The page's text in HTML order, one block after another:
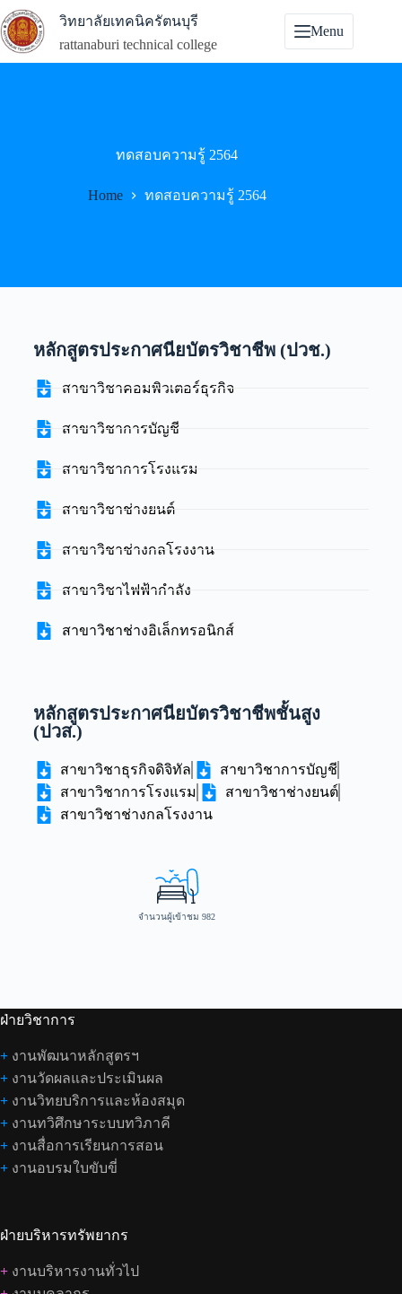
วิทยาลัยเทคนิครัตนบุรี
rattanaburi technical college
Menu
ทดสอบความรู้ 2564
Home ทดสอบความรู้ 2564
หลักสูตรประกาศนียบัตรวิชาชีพ (ปวช.)
สาขาวิชาคอมพิวเตอร์ธุรกิจ
สาขาวิชาการบัญชี
สาขาวิชาการโรงแรม
สาขาวิชาช่างยนต์
สาขาวิชาช่างกลโรงงาน
สาขาวิชาไฟฟ้ากำลัง
สาขาวิชาช่างอิเล็กทรอนิกส์
หลักสูตรประกาศนียบัตรวิชาชีพชั้นสูง
(ปวส.)
สาขาวิชาธุรกิจดิจิทัล
สาขาวิชาการบัญชี
สาขาวิชาการโรงแรม
สาขาวิชาช่างยนต์
สาขาวิชาช่างกลโรงงาน
จำนวนผู้เข้าชม 982
ฝ่ายวิชาการ
+ งานพัฒนาหลักสูตรฯ
+ งานวัดผลและประเมินผล
+ งานวิทยบริการและห้องสมุด
+ งานทวิศึกษาระบบทวิภาคี
+ งานสื่อการเรียนการสอน
+ งานอบรมใบขับขี่
ฝ่ายบริหารทรัพยากร
+ งานบริหารงานทั่วไป